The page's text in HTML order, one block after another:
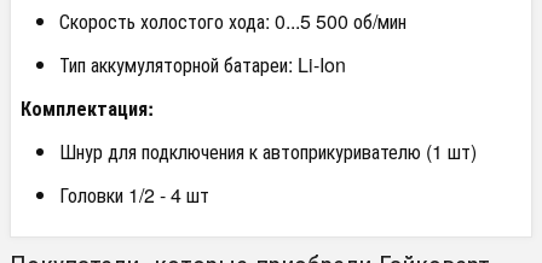
Скорость холостого хода: 0...5 500 об/мин
Тип аккумуляторной батареи: Li-Ion
Комплектация:
Шнур для подключения к автоприкуривателю (1 шт)
Головки 1/2 - 4 шт